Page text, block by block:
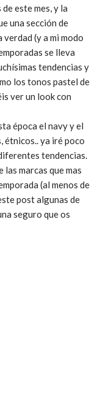
este mes, y la
una sección de
(y a mi modo
se lleva
tendencias y
los tonos pastel de
ver un look con
época el navy y el
étnicos.. ya iré poco
tendencias.
marcas que mas
(al menos de
post algunas de
seguro que os